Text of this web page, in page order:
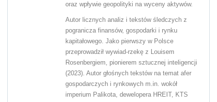
oraz wpływie geopolityki na wyceny aktywów.
Autor licznych analiz i tekstów śledczych z
pogranicza finansów, gospodarki i rynku
kapitałowego. Jako pierwszy w Polsce
przeprowadził wywiad-rzekę z Louisem
Rosenbergiem, pionierem sztucznej inteligencji
(2023). Autor głośnych tekstów na temat afer
gospodarczych i rynkowych m.in. wokół
imperium Palikota, dewelopera HREIT, KTS